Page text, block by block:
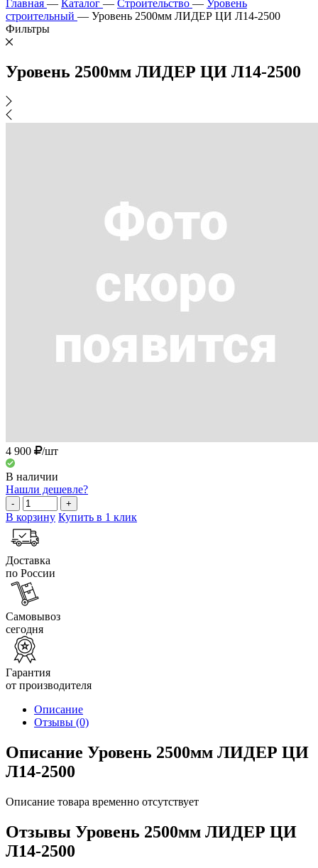
Главная — Каталог — Строительство — Уровень
строительный — Уровень 2500мм ЛИДЕР ЦИ Л14-2500
Фильтры
Уровень 2500мм ЛИДЕР ЦИ Л14-2500
4 900 /шт
В наличии
Нашли дешевле?
- +
В корзину Купить в 1 клик
Доставка
по России
Самовывоз
сегодня
Гарантия
от производителя
Описание
Отзывы (0)
Описание Уровень 2500мм ЛИДЕР ЦИ
Л14-2500
Описание товара временно отсутствует
Отзывы Уровень 2500мм ЛИДЕР ЦИ
Л14-2500